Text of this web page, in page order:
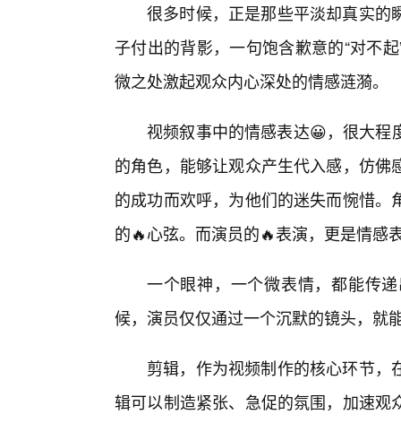
很多时候，正是那些平淡却真实的
子付出的背影，一句饱含歉意的“对不
微之处激起观众内心深处的情感涟漪。
视频叙事中的情感表达😀，很大
的角色，能够让观众产生代入感，仿
的成功而欢呼，为他们的迷失而惋惜
的🔥心弦。而演员的🔥表演，更是情感
一个眼神，一个微表情，都能传
候，演员仅仅通过一个沉默的镜头，就
剪辑，作为视频制作的核心环节
辑可以制造紧张、急促的氛围，加速